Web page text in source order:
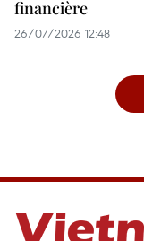
financière
26/07/2026 12:48